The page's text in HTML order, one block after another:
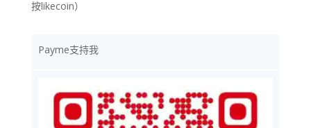
按likecoin）
Payme支持我